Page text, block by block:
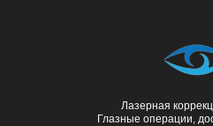
Лазерная
Глазные операции,